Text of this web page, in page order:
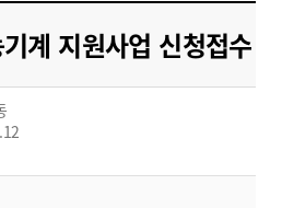
도
시
군
산
계 지원사업 신청접수